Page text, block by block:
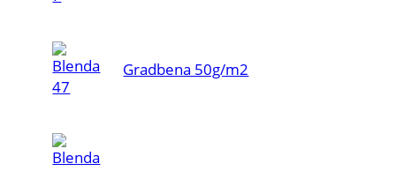
Gradbena 50g/m2